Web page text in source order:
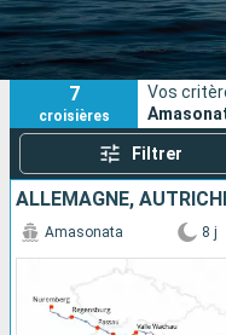
Ports
7
croisières
Vos
Filtrer
ALLEMAGNE,
Amasonata 8 j